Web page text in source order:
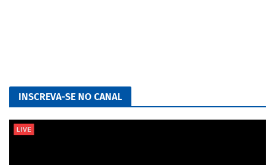
INSCREVA-SE NO CANAL